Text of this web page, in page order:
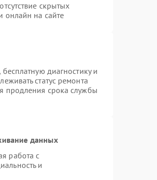
скрытых
онлайн на сайте
диагностику и
статус ремонта
продления срока службы
данных
работа с
и